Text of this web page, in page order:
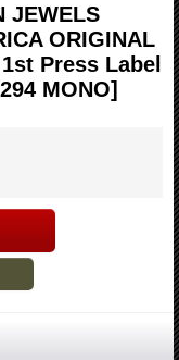
JEWELS
ORIGINAL
Press Label
MONO]